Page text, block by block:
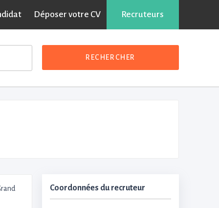
Déposer votre CV Recruteurs
RECHERCHER
Coordonnées du recruteur